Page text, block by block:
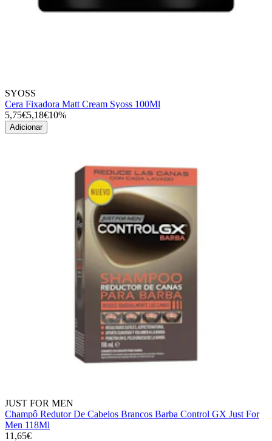
SYOSS
Cera Fixadora Matt Cream Syoss 100Ml
5,75€5,18€10%
Adicionar
JUST FOR MEN
Champô Redutor De Cabelos Brancos Barba Control GX Just For
Men 118Ml
11,65€